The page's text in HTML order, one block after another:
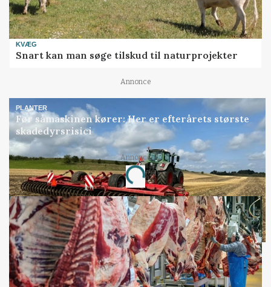
KVÆG
Snart kan man søge tilskud til naturprojekter
Annonce
PLANTER
Før såmaskinen kører: Her er efterårets største
skadedyrsrisici
Annonce
Loading...